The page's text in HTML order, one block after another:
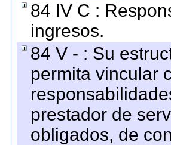
84 IV C :
ingresos.
84 V - : Su
permita vincular
prestador de
obligados, de